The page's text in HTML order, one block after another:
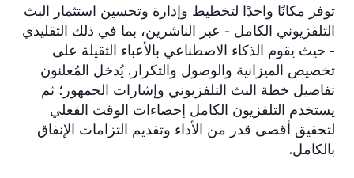
توفر مكانًا واحدًا لتخطيط وإدارة وتحسين استثمار البث
التلفزيوني الكامل - عبر الناشرين، بما في ذلك التقليدي
- حيث يقوم الذكاء الاصطناعي بالأعباء الثقيلة على
تخصيص الميزانية والوصول والتكرار. يُدخل المُعلنون
تفاصيل خطة البث التلفزيوني وإشارات الجمهور؛ ثم
يستخدم التلفزيون الكامل إحصاءات الوقت الفعلي
لتحقيق أقصى قدر من الأداء وتقديم التزامات الإنفاق
بالكامل.